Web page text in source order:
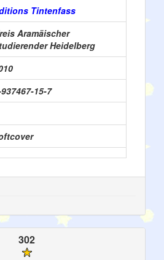
Tintenfass
Aramäischer
Heidelberg
15-7
302